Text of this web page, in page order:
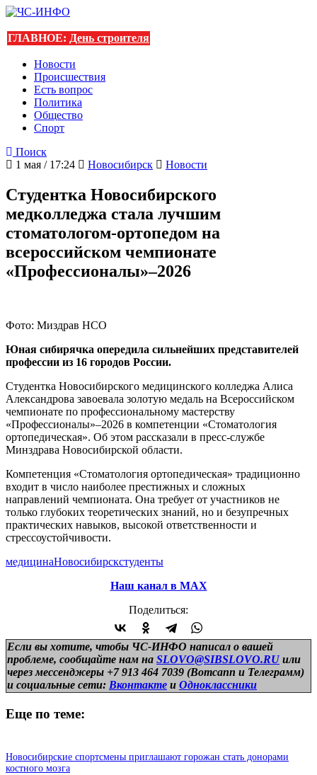
ГЛАВНОЕ: День строителя
Новости
Происшествия
Есть вопрос
Политика
Общество
Спорт
Поиск
1 мая / 17:24
Новосибирск Новости
Студентка Новосибирского
медколледжа стала лучшим
стоматологом-ортопедом на
всероссийском чемпионате
«Профессионалы»–2026
Фото: Миздрав НСО
Юная сибирячка опередила сильнейших представителей
профессии из 16 городов России.
Студентка Новосибирского медицинского колледжа Алиса
Александрова завоевала золотую медаль на Всероссийском
чемпионате по профессиональному мастерству
«Профессионалы»–2026 в компетенции «Стоматология
ортопедическая». Об этом рассказали в пресс-службе
Минздрава Новосибирской области.
Компетенция «Стоматология ортопедическая» традиционно
входит в число наиболее престижных и сложных
направлений чемпионата. Она требует от участников не
только глубоких теоретических знаний, но и безупречных
практических навыков, высокой ответственности и
стрессоустойчивости.
медицинаНовосибирскстуденты
Наш канал в МАХ
Поделиться:
Если вы хотите, чтобы ЧС-ИНФО написал о вашей
проблеме, сообщайте нам на SLOVO@SIBSLOVO.RU или
через мессенджеры +7 913 464 7039 (Вотсапп и Телеграмм)
и социальные сети: Вконтакте и Одноклассники
Еще по теме:
Новосибирские спортсмены приглашают горожан стать донорами
костного мозга